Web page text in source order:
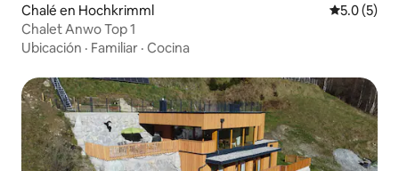
Chalé en Hochkrimml
5.0 (5)
Chalet Anwo Top 1
Ubicación · Familiar · Cocina